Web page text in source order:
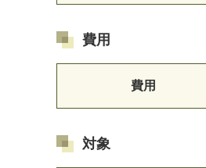
費用
費用
対象